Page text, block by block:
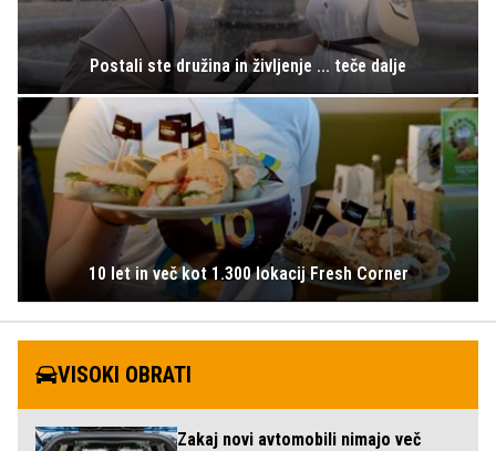
Postali ste družina in življenje ... teče dalje
10 let in več kot 1.300 lokacij Fresh Corner
VISOKI OBRATI
Zakaj novi avtomobili nimajo več